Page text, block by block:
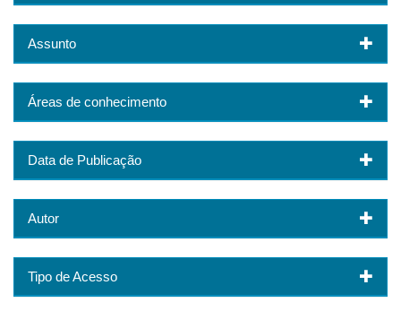
Assunto
Áreas de conhecimento
Data de Publicação
Autor
Tipo de Acesso